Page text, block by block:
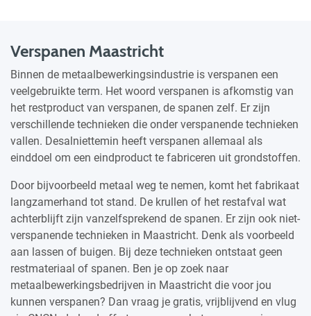
Verspanen Maastricht
Binnen de metaalbewerkingsindustrie is verspanen een
veelgebruikte term. Het woord verspanen is afkomstig van
het restproduct van verspanen, de spanen zelf. Er zijn
verschillende technieken die onder verspanende technieken
vallen. Desalniettemin heeft verspanen allemaal als
einddoel om een eindproduct te fabriceren uit grondstoffen.
Door bijvoorbeeld metaal weg te nemen, komt het fabrikaat
langzamerhand tot stand. De krullen of het restafval wat
achterblijft zijn vanzelfsprekend de spanen. Er zijn ook niet-
verspanende technieken in Maastricht. Denk als voorbeeld
aan lassen of buigen. Bij deze technieken ontstaat geen
restmateriaal of spanen. Ben je op zoek naar
metaalbewerkingsbedrijven in Maastricht die voor jou
kunnen verspanen? Dan vraag je gratis, vrijblijvend en vlug